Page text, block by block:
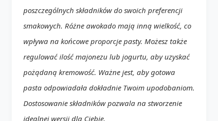
poszczególnych składników do swoich preferencji
smakowych. Różne awokado mają inną wielkość, co
wpływa na końcowe proporcje pasty. Możesz także
regulować ilość majonezu lub jogurtu, aby uzyskać
pożądaną kremowość. Ważne jest, aby gotowa
pasta odpowiadała dokładnie Twoim upodobaniom.
Dostosowanie składników pozwala na stworzenie
idealnej wersji dla Ciebie.